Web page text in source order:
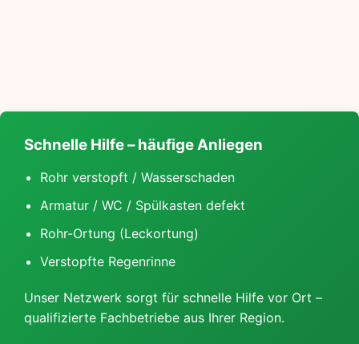
Schnelle Hilfe – häufige Anliegen
Rohr verstopft / Wasserschaden
Armatur / WC / Spülkasten defekt
Rohr-Ortung (Leckortung)
Verstopfte Regenrinne
Unser Netzwerk sorgt für schnelle Hilfe vor Ort –
qualifizierte Fachbetriebe aus Ihrer Region.